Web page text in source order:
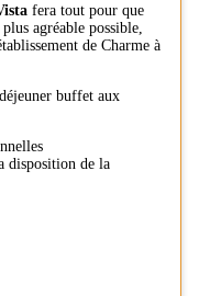
fera tout pour que
agréable possible,
de Charme à
buffet aux
disposition de la